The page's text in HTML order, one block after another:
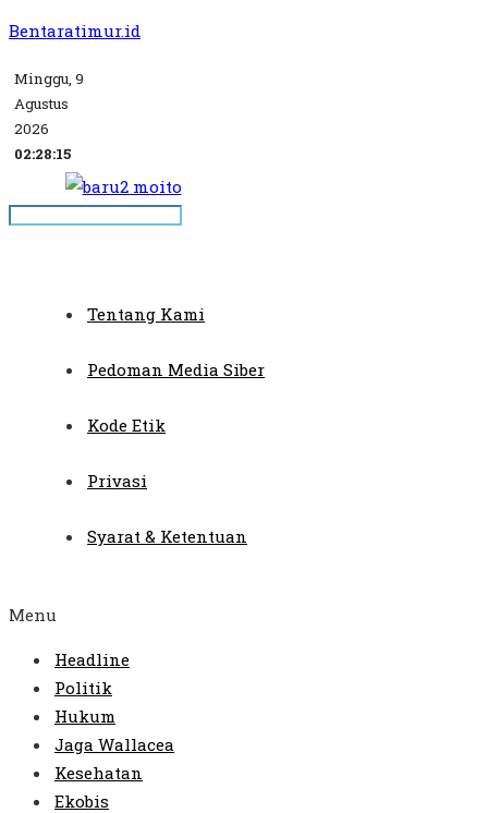
Bentaratimur.id
Minggu, 9
Agustus
2026
02:28:15
Tentang Kami
Pedoman Media Siber
Kode Etik
Privasi
Syarat & Ketentuan
Menu
Headline
Politik
Hukum
Jaga Wallacea
Kesehatan
Ekobis